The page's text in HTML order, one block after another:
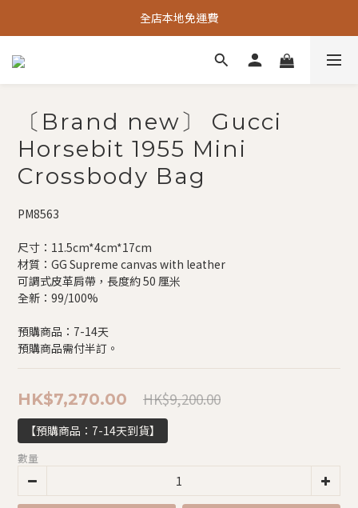
全店本地免運費
〔Brand new〕 Gucci
Horsebit 1955 Mini
Crossbody Bag
PM8563
尺寸：11.5cm*4cm*17cm
材質：GG Supreme canvas with leather
可調式皮革肩帶，長度約 50 厘米
全新：99/100%
預購商品：7-14天
預購商品需付半訂。
HK$7,270.00 HK$9,200.00
【預購商品：7-14天到貨】
數量